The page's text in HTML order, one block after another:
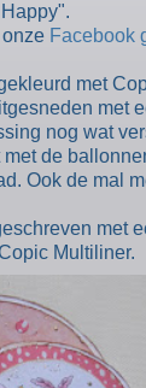
Facebook
met
met
nog wat
met de
Ook de mal
met
Multiliner.